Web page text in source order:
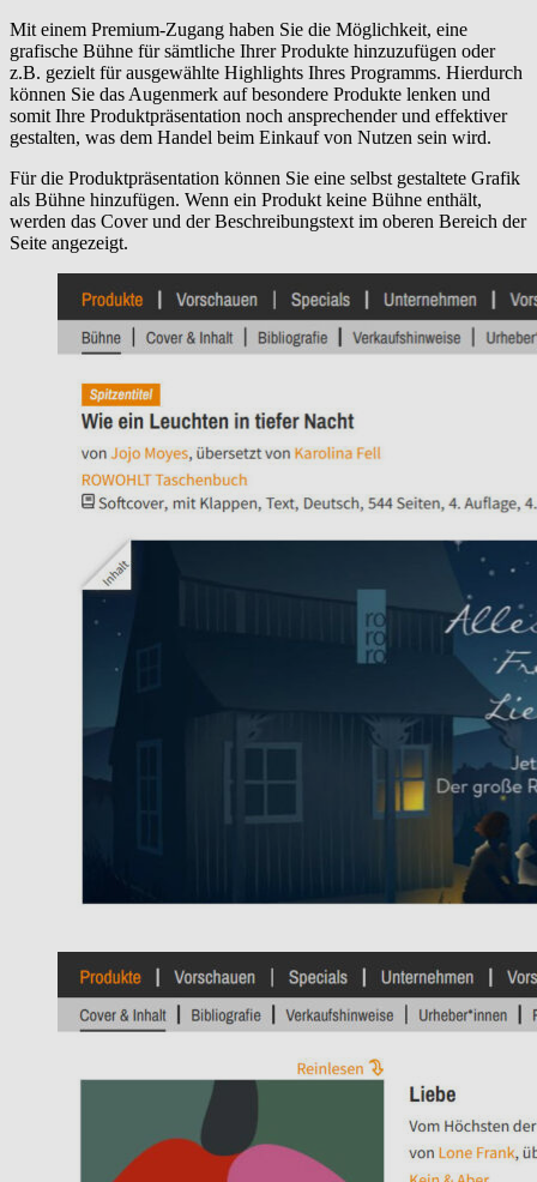
Mit einem Premium-Zugang haben Sie die Möglichkeit, eine
grafische Bühne für sämtliche Ihrer Produkte hinzuzufügen oder
z.B. gezielt für ausgewählte Highlights Ihres Programms. Hierdurch
können Sie das Augenmerk auf besondere Produkte lenken und
somit Ihre Produktpräsentation noch ansprechender und effektiver
gestalten, was dem Handel beim Einkauf von Nutzen sein wird.
Für die Produktpräsentation können Sie eine selbst gestaltete Grafik
als Bühne hinzufügen. Wenn ein Produkt keine Bühne enthält,
werden das Cover und der Beschreibungstext im oberen Bereich der
Seite angezeigt.